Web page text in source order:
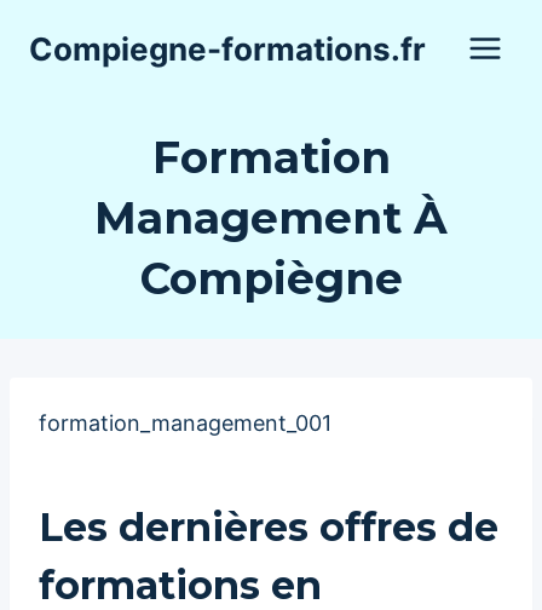
Compiegne-formations.fr
Formation
Management À
Compiègne
formation_management_001
Les dernières offres de
formations en